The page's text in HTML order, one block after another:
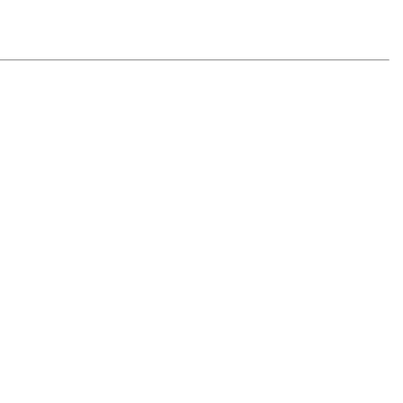
Vipps, Klarna och Google Pay.
debiteras kortet/fakturan.